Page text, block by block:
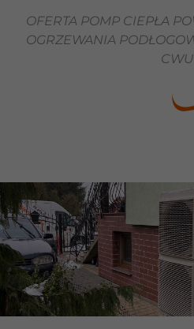
OFERTA POMP CIEPŁA
OGRZEWANIA
CWU